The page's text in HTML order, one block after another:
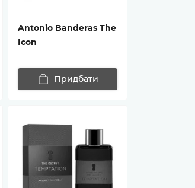
Antonio Banderas The
Icon
Придбати